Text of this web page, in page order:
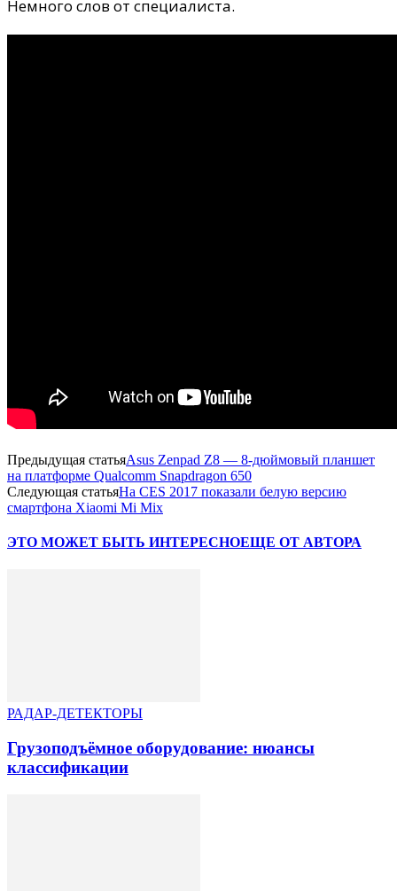
Немного слов от специалиста.
Предыдущая статьяAsus Zenpad Z8 — 8-дюймовый планшет
на платформе Qualcomm Snapdragon 650
Следующая статьяНа CES 2017 показали белую версию
смартфона Xiaomi Mi Mix
ЭТО МОЖЕТ БЫТЬ ИНТЕРЕСНОЕЩЕ ОТ АВТОРА
РАДАР-ДЕТЕКТОРЫ
Грузоподъёмное оборудование: нюансы
классификации